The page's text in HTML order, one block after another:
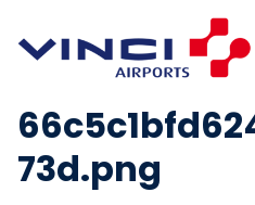
73d.png